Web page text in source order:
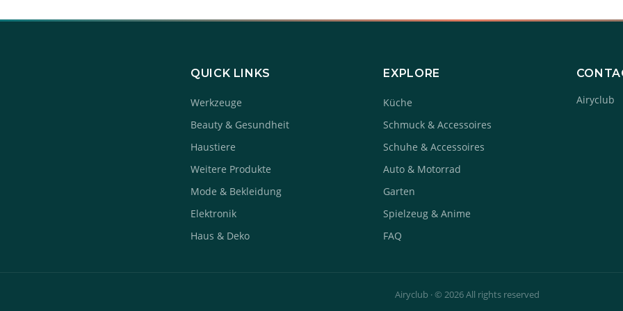
QUICK LINKS
Werkzeuge
Beauty & Gesundheit
Haustiere
Weitere Produkte
Mode & Bekleidung
Elektronik
Haus & Deko
EXPLORE
Küche
Schmuck & Accessoires
Schuhe & Accessoires
Auto & Motorrad
Garten
Spielzeug & Anime
FAQ
Airyclub
Airyclub · © 2026 All rights reserved